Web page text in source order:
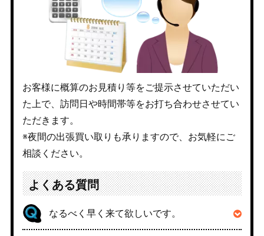
お客様に概算のお見積り等をご提示させていただい
た上で、訪問日や時間帯等をお打ち合わせさせてい
ただきます。
※夜間の出張買い取りも承りますので、お気軽にご
相談ください。
よくある質問
なるべく早く来て欲しいです。